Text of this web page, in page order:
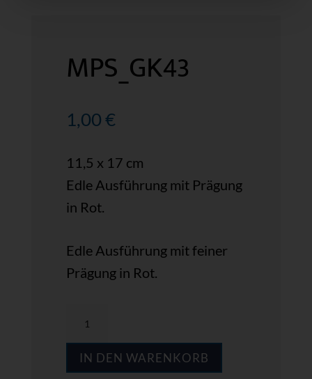
MPS_GK43
1,00€
11,5 x 17 cm
Edle Ausführung mit Prägung
in Rot.
Edle Ausführung mit feiner
Prägung in Rot.
IN DEN WARENKORB